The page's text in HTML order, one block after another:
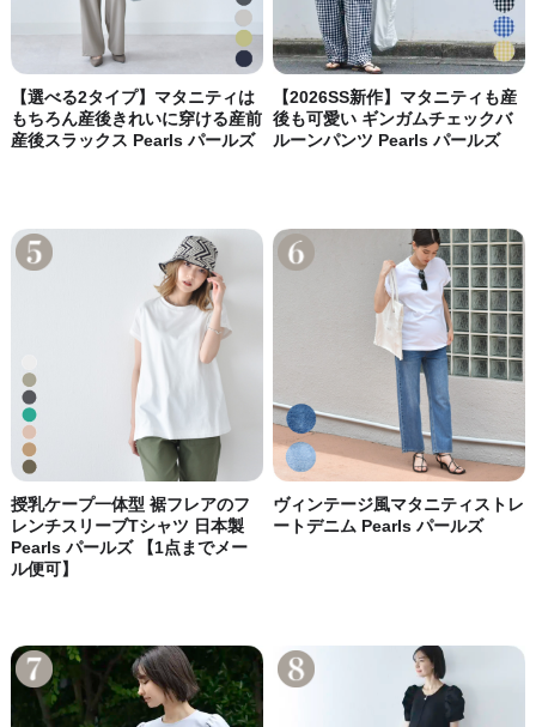
【選べる2タイプ】マタニティは
もちろん産後きれいに穿ける産前
産後スラックス Pearls パールズ
【2026SS新作】マタニティも産
後も可愛い ギンガムチェックバ
ルーンパンツ Pearls パールズ
授乳ケープ一体型 裾フレアのフ
レンチスリーブTシャツ 日本製
Pearls パールズ 【1点までメー
ル便可】
ヴィンテージ風マタニティストレ
ートデニム Pearls パールズ